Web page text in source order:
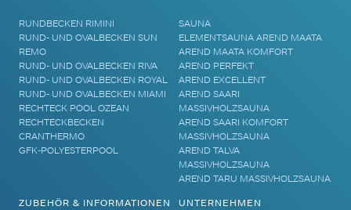
RUNDBECKEN RIMINI
RUND- UND OVALBECKEN SUN
REMO
RUND- UND OVALBECKEN RIVA
RUND- UND OVALBECKEN ROYAL
RUND- UND OVALBECKEN MIAMI
RECHTECK POOL OZEAN
RECHTECKBECKEN
CRANTHERMO
GFK-POLYESTERPOOL
SAUNA
ELEMENTSAUNA AREND MAATA
AREND MAATA KOMFORT
AREND PERFEKT
AREND EXCELLENT
AREND SAARI
MASSIVHOLZSAUNA
AREND SAARI KOMFORT
MASSIVHOLZSAUNA
AREND TALVA
MASSIVHOLZSAUNA
AREND TARU MASSIVHOLZSAUNA
ZUBEHÖR & INFORMATIONEN UNTERNEHMEN